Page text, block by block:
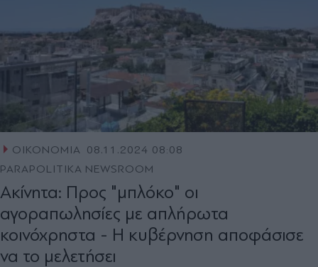
ΟΙΚΟΝΟΜΙΑ 08.11.2024 08:08
PARAPOLITIKA NEWSROOM
Ακίνητα: Προς "μπλόκο" οι
αγοραπωλησίες με απλήρωτα
κοινόχρηστα - Η κυβέρνηση αποφάσισε
να το μελετήσει